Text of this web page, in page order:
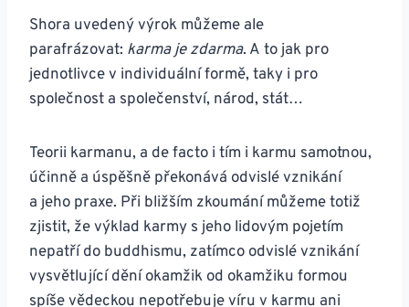
Shora uvedený výrok můžeme ale
parafrázovat: karma je zdarma. A to jak pro
jednotlivce v individuální formě, taky i pro
společnost a společenství, národ, stát…
Teorii karmanu, a de facto i tím i karmu samotnou,
účinně a úspěšně překonává odvislé vznikání
a jeho praxe. Při bližším zkoumání můžeme totiž
zjistit, že výklad karmy s jeho lidovým pojetím
nepatří do buddhismu, zatímco odvislé vznikání
vysvětlující dění okamžik od okamžiku formou
spíše vědeckou nepotřebuje víru v karmu ani